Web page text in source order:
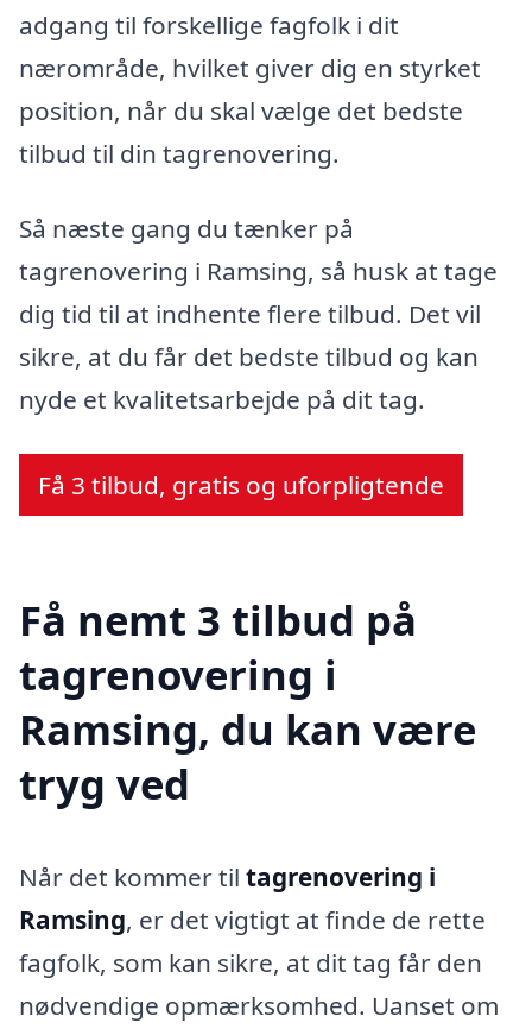
adgang til forskellige fagfolk i dit
nærområde, hvilket giver dig en styrket
position, når du skal vælge det bedste
tilbud til din tagrenovering.
Så næste gang du tænker på
tagrenovering i Ramsing, så husk at tage
dig tid til at indhente flere tilbud. Det vil
sikre, at du får det bedste tilbud og kan
nyde et kvalitetsarbejde på dit tag.
Få 3 tilbud, gratis og uforpligtende
Få nemt 3 tilbud på
tagrenovering i
Ramsing, du kan være
tryg ved
Når det kommer til tagrenovering i
Ramsing, er det vigtigt at finde de rette
fagfolk, som kan sikre, at dit tag får den
nødvendige opmærksomhed. Uanset om